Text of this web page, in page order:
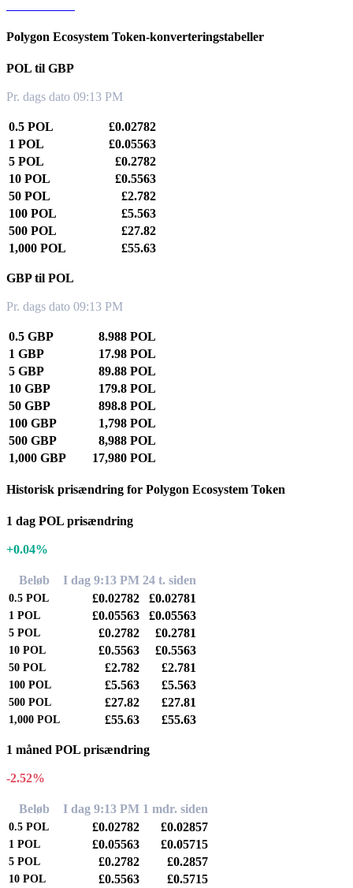
Polygon Ecosystem Token-konverteringstabeller
POL til GBP
Pr. dags dato 09:13 PM
0.5 POL
£0.02782
1 POL
£0.05563
5 POL
£0.2782
10 POL
£0.5563
50 POL
£2.782
100 POL
£5.563
500 POL
£27.82
1,000 POL
£55.63
GBP til POL
Pr. dags dato 09:13 PM
0.5 GBP
8.988 POL
1 GBP
17.98 POL
5 GBP
89.88 POL
10 GBP
179.8 POL
50 GBP
898.8 POL
100 GBP
1,798 POL
500 GBP
8,988 POL
1,000 GBP
17,980 POL
Historisk prisændring for Polygon Ecosystem Token
1 dag POL prisændring
+0.04%
Beløb I dag 9:13 PM 24 t. siden
0.5 POL £0.02782 £0.02781
1 POL £0.05563 £0.05563
5 POL £0.2782 £0.2781
10 POL £0.5563 £0.5563
50 POL £2.782 £2.781
100 POL £5.563 £5.563
500 POL £27.82 £27.81
1,000 POL £55.63 £55.63
1 måned POL prisændring
-2.52%
Beløb I dag 9:13 PM 1 mdr. siden
0.5 POL £0.02782 £0.02857
1 POL £0.05563 £0.05715
5 POL £0.2782 £0.2857
10 POL £0.5563 £0.5715